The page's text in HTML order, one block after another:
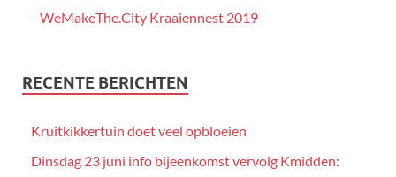
WeMakeThe.City Kraaiennest 2019
RECENTE BERICHTEN
Kruitkikkertuin doet veel opbloeien
Dinsdag 23 juni info bijeenkomst vervolg Kmidden: